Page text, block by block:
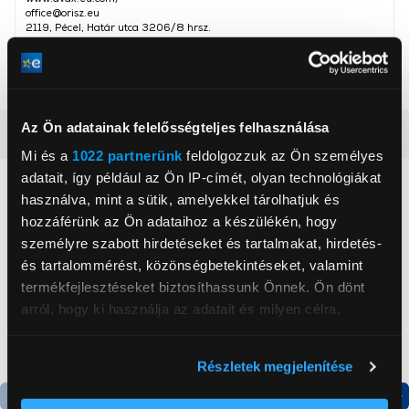
Az Ön adatainak felelősségteljes felhasználása
Mi és a 1022 partnerünk feldolgozzuk az Ön személyes
adatait, így például az Ön IP-címét, olyan technológiákat
használva, mint a sütik, amelyekkel tárolhatjuk és
hozzáférünk az Ön adataihoz a készülékén, hogy
személyre szabott hirdetéseket és tartalmakat, hirdetés-
és tartalommérést, közönségbetekintéseket, valamint
termékfejlesztéseket biztosíthassunk Önnek. Ön dönt
arról, hogy ki használja az adatait és milyen célra.
elhelyezkedéséről pár méteres pontossággal
Részletek megjelenítése
office@orisz.eu
2119, Pécel, Határ utca 3206/8 hrsz.
Részletes ismertető
Neked ajánljuk